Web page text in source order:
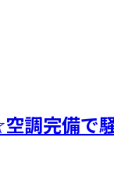
調完備